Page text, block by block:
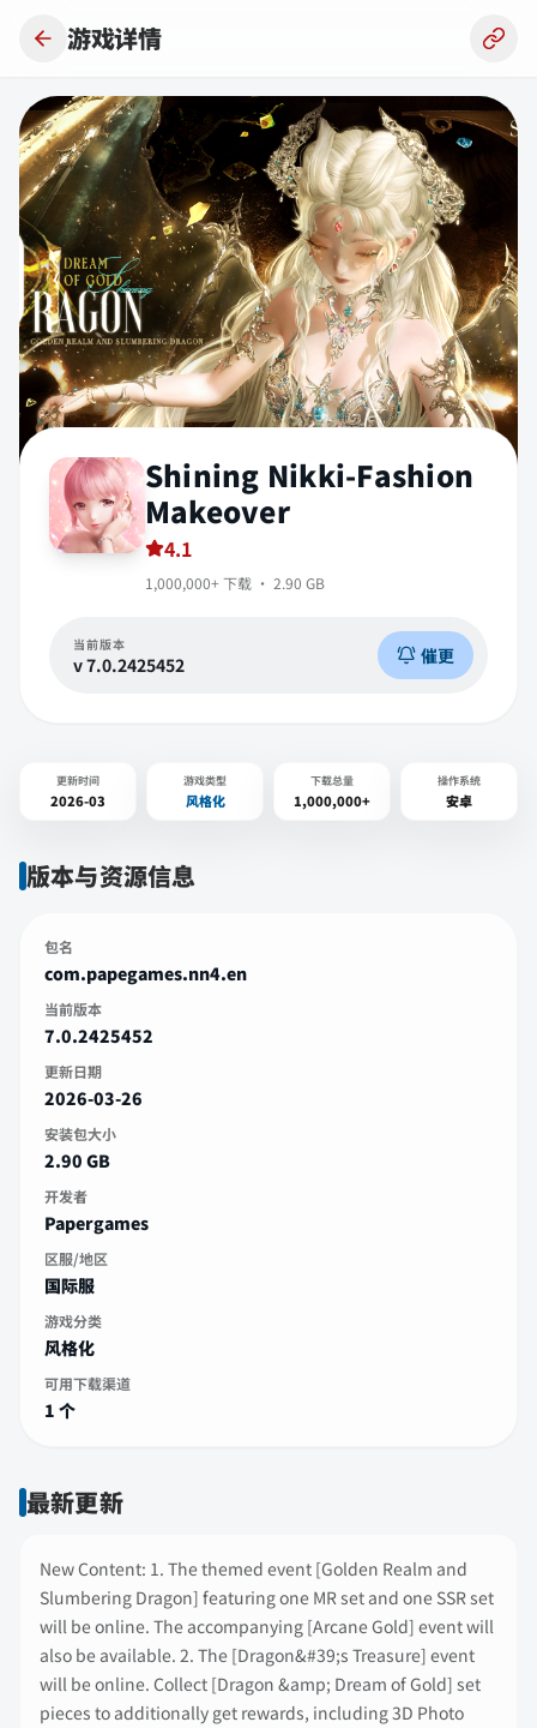
游戏详情
Shining Nikki-Fashion
Makeover
4.1
1,000,000+ 下载 · 2.90 GB
当前版本
v7.0.2425452 催更
更新时间
2026-03
游戏类型
风格化
下载总量
1,000,000+
操作系统
安卓
版本与资源信息
包名
com.papegames.nn4.en
当前版本
7.0.2425452
更新日期
2026-03-26
安装包大小
2.90 GB
开发者
Papergames
区服/地区
国际服
游戏分类
风格化
可用下载渠道
1 个
最新更新
New Content: 1. The themed event [Golden Realm and
Slumbering Dragon] featuring one MR set and one SSR set
will be online. The accompanying [Arcane Gold] event will
also be available. 2. The [Dragon&#39;s Treasure] event
will be online. Collect [Dragon &amp; Dream of Gold] set
pieces to additionally get rewards, including 3D Photo